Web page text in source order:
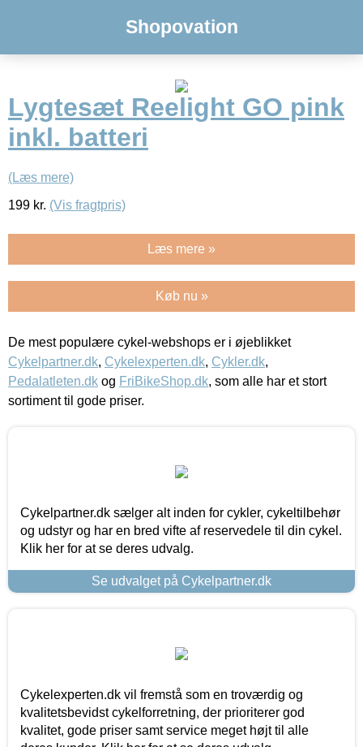
Shopovation
Lygtesæt Reelight GO pink
inkl. batteri
(Læs mere)
199 kr. (Vis fragtpris)
Læs mere »
Køb nu »
De mest populære cykel-webshops er i øjeblikket
Cykelpartner.dk, Cykelexperten.dk, Cykler.dk,
Pedalatleten.dk og FriBikeShop.dk, som alle har et stort
sortiment til gode priser.
Cykelpartner.dk sælger alt inden for cykler, cykeltilbehør
og udstyr og har en bred vifte af reservedele til din cykel.
Klik her for at se deres udvalg.
Se udvalget på Cykelpartner.dk
Cykelexperten.dk vil fremstå som en troværdig og
kvalitetsbevidst cykelforretning, der prioriterer god
kvalitet, gode priser samt service meget højt til alle